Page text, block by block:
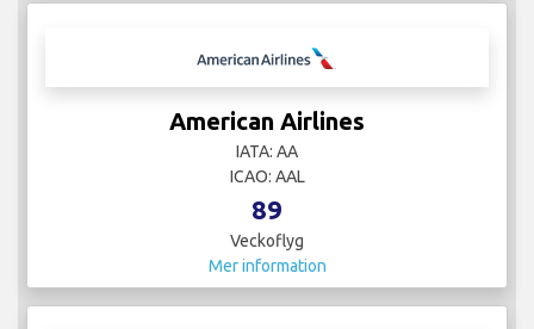
American Airlines
IATA: AA
ICAO: AAL
89
Veckoflyg
Mer information